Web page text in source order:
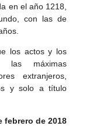
en el año 1218,
con las de
los actos y los
las máximas
extranjeros,
y solo a título
febrero de 2018